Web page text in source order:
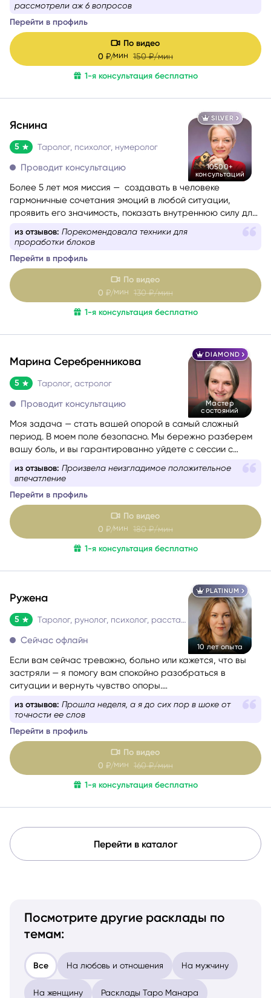
вперёд.
Моя задача — мягко и бережно провести вас сквозь
сомнения, страхи и переживания, чтобы вы снова
почувствовали уверенность, спокойствие и любовь к
рассмотрели аж 6 вопросов
Перейти в профиль
По видео
0 ₽/мин150 ₽/мин
1-я консультация бесплатно
SILVER
10500+
консультаций
Яснина
5 Таролог, психолог, нумеролог
Проводит консультацию
Более 5 лет моя миссия — создавать в человеке
гармоничные сочетания эмоций в любой ситуации,
проявить его значимость, показать внутреннюю силу для
самопомощи, сбалансировать энергии в зависимости от
ситуации.
из отзывов: Порекомендовала техники для
проработки блоков
Перейти в профиль
По видео
0 ₽/мин 130 ₽/мин
1-я консультация бесплатно
DIAMOND
Мастер
состояний
Марина Серебренникова
5 Таролог, астролог
Проводит консультацию
Моя задача — стать вашей опорой в самый сложный
период. В моем поле безопасно. Мы бережно разберем
вашу боль, и вы гарантированно уйдете с сессии с
новыми силами, вдохновением и верой в себя. Я таролог
и консультант с глубоким жизненным опытом. Мой подход
её внутреннюю логику, причины и возможные варианты
развития, чтобы вы могли опереться на это в своих
решениях. Я не работаю через оценки «правильно/
неправильно». Я помогаю увидеть картину честно и
спокойно — и выбрать тот путь, который будет для вас
из отзывов: Произвела неизгладимое положительное
впечатление
Перейти в профиль
По видео
0 ₽/мин180 ₽/мин
1-я консультация бесплатно
PLATINUM
10 лет опыта
Ружена
5 Таролог, рунолог, психолог, расстановщик
Сейчас офлайн
Если вам сейчас тревожно, больно или кажется, что вы
застряли — я помогу вам спокойно разобраться в
ситуации и вернуть чувство опоры.
осуждённой. Я мягко и бережно проведу вас через
решение, которое принесёт облегчение.
из отзывов: Прошла неделя, а я до сих пор в шоке от
точности ее слов
Перейти в профиль
По видео
0 ₽/мин 160 ₽/мин
1-я консультация бесплатно
Перейти в каталог
Посмотрите другие расклады по
темам:
Все На любовь и отношения На мужчину
На женщину Расклады Таро Манара